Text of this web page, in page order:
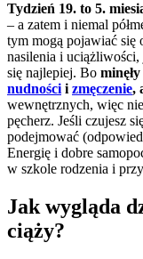
Tydzień 19. to 5.
– a zatem i niemal
tym mogą pojawiać
nasilenia i
się najlepiej. Bo
nudności i zmęczenie,
wewnętrznych, więc
pęcherz. Jeśli czujesz
podejmować
Energię i dobre
w szkole rodzenia i
Jak wygląda
ciąży?